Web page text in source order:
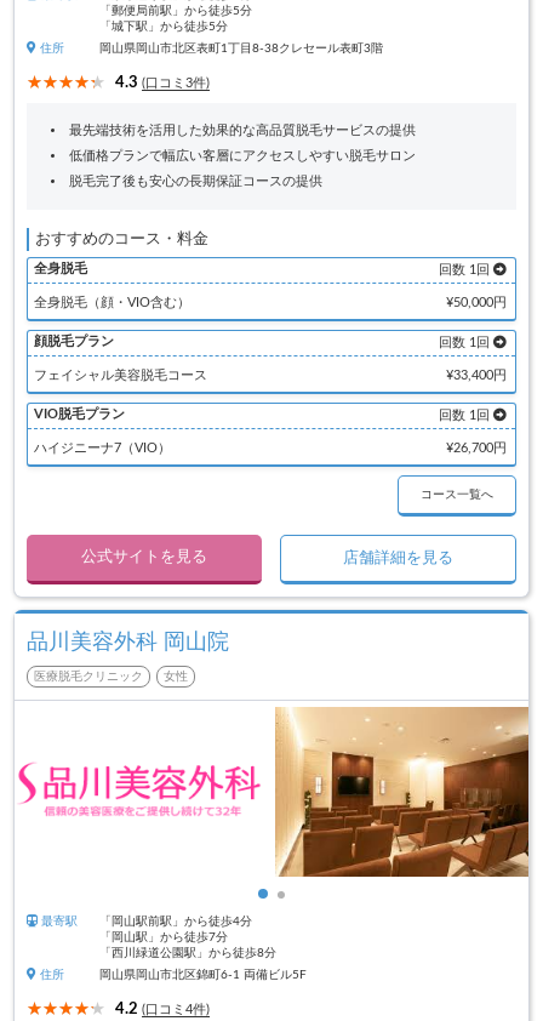
「郵便局前駅」から徒歩5分
「城下駅」から徒歩5分
住所
岡山県岡山市北区表町1丁目8-38クレセール表町3階
4.3 (口コミ3件)
最先端技術を活用した効果的な高品質脱毛サービスの提供
低価格プランで幅広い客層にアクセスしやすい脱毛サロン
脱毛完了後も安心の長期保証コースの提供
おすすめのコース・料金
全身脱毛 回数 1回
全身脱毛（顔・VIO含む） ¥50,000円
顔脱毛プラン 回数 1回
フェイシャル美容脱毛コース ¥33,400円
VIO脱毛プラン 回数 1回
ハイジニーナ7（VIO） ¥26,700円
コース一覧へ
公式サイトを見る 店舗詳細を見る
品川美容外科 岡山院
医療脱毛クリニック 女性
最寄駅
「岡山駅前駅」から徒歩4分
「岡山駅」から徒歩7分
「西川緑道公園駅」から徒歩8分
住所
岡山県岡山市北区錦町6-1 両備ビル5F
4.2 (口コミ4件)